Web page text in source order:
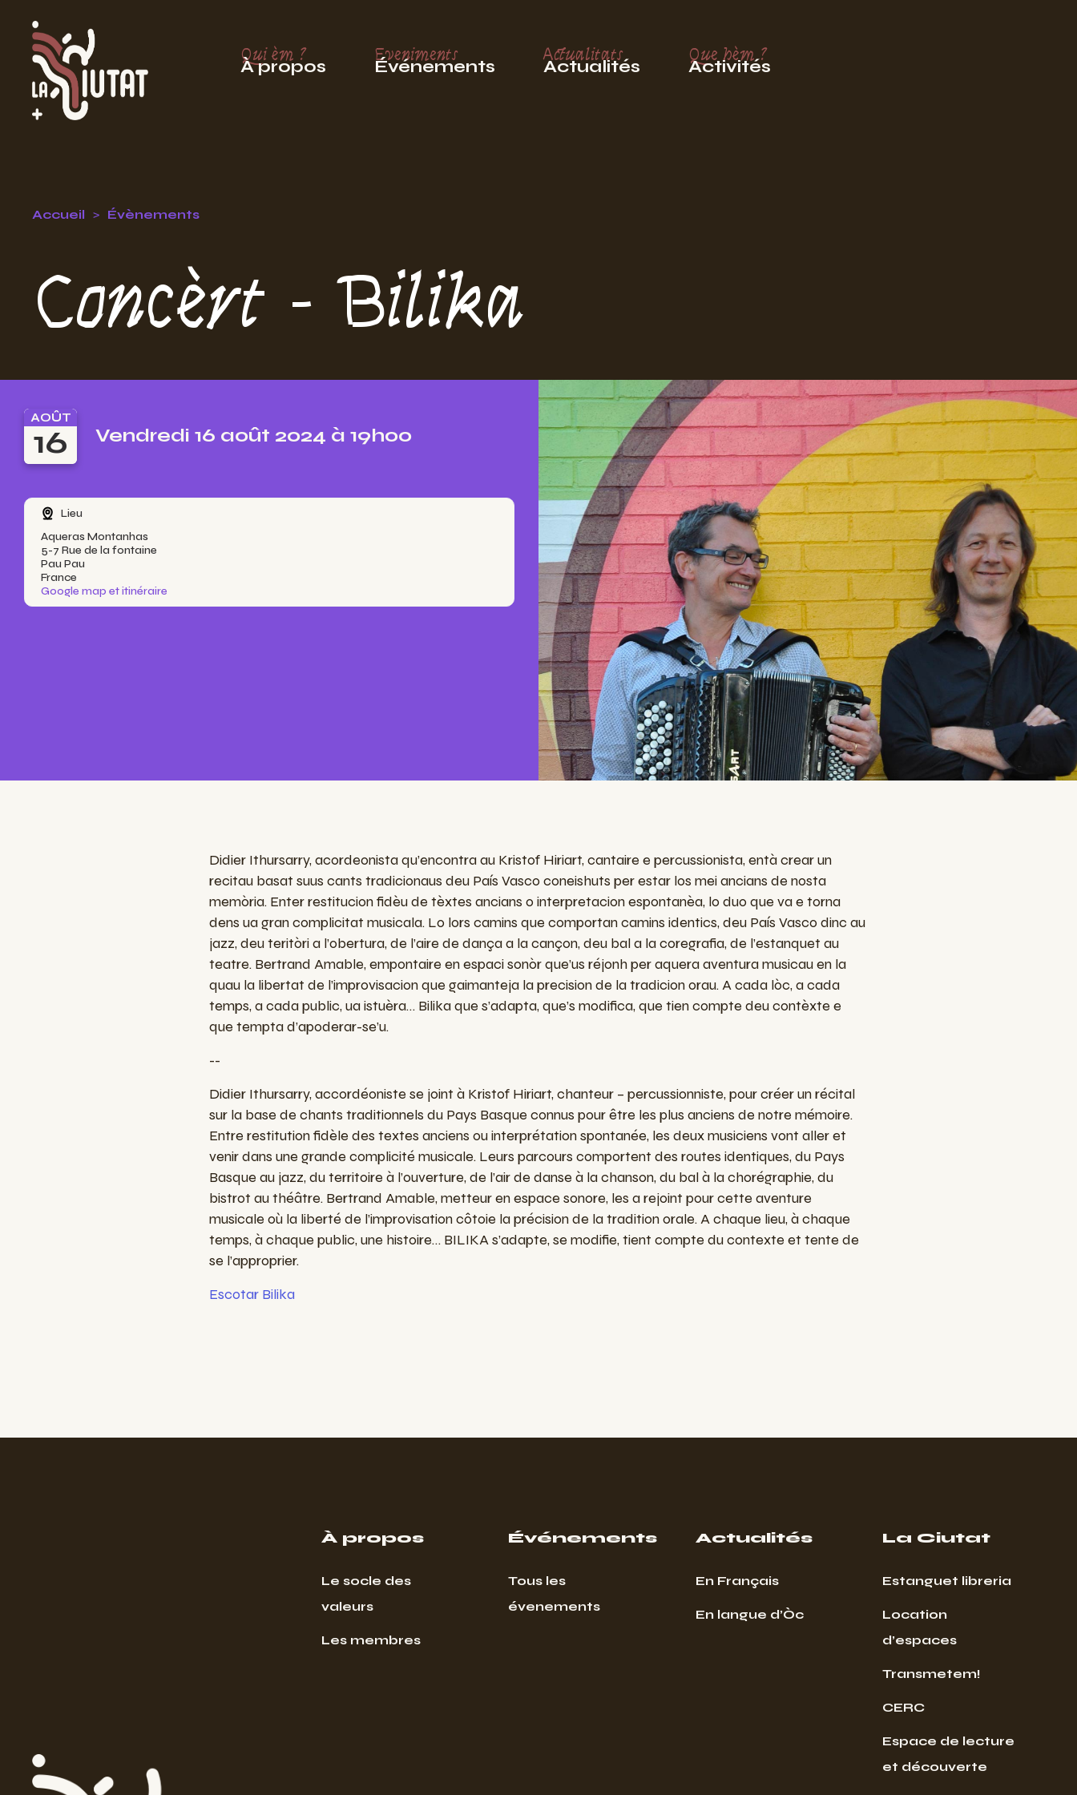
Qui èm ?
À propos
Eveniments
Événements
Actualitats
Actualités
Que hèm ?
Activités
Accueil Évènements
Concèrt - Bilika
AOÛT
16 Vendredi 16 août 2024 à 19h00
Lieu
Aqueras Montanhas
5-7 Rue de la fontaine
Pau Pau
France
Google map et itinéraire
Didier Ithursarry, acordeonista qu’encontraau Kristof Hiriart, cantaire e percussionista, entàcrear un
recitau basat suus cants tradicionaus deu País Vasco coneishuts per estar los mei ancians de nosta
memòria. Enter restitucion fidèude tèxtes ancians o interpretacion espontanèa, lo duo que vae torna
dens ua gran complicitat musicala. Lo lors camins que comportan camins identics, deu País Vasco dinc au
jazz, deu teritòria l’obertura, de l’aire de dança a la cançon, deu bal a la coregrafia, de l’estanquet au
teatre. Bertrand Amable, empontaire en espaci sonòr que’us réjonh per aquera aventura musicauen la
quaula libertat de l’improvisacion que gaimanteja la precision de la tradicion orau. A cada lòc, a cada
temps, a cada public, ua istuèra… Bilika que s’adapta, que’s modifica, que tien compte deu contèxte e
que tempta d’apoderar-se’u.
--
Didier Ithursarry,accordéoniste se joint à Kristof Hiriart,chanteur– percussionniste,pourcréerunrécital
surla base de chants traditionnels du Pays Basque connus pourêtre les plus anciens de notre mémoire.
Entre restitutionfidèle des textes anciens ouinterprétationspontanée, les deuxmusiciens vont alleret
venirdans une grande complicité musicale. Leurs parcours comportent des routes identiques, du Pays
Basque au jazz, duterritoire à l’ouverture, de l’airde danse à lachanson, du bal à lachorégraphie, du
bistrot authéâtre. Bertrand Amable,metteurenespace sonore, les arejoint pourcette aventure
musicale oùla liberté de l’improvisationcôtoie laprécisionde latraditionorale. Achaque lieu, àchaque
temps, àchaque public, une histoire… BILIKAs’adapte,se modifie,tient compte ducontexte et tente de
se l’approprier.
Escotar Bilika
À propos
Le socle des
valeurs
Les membres
Événements
Tous les
évenements
Actualités
En Français
En langue d’Òc
La Ciutat
Estanguet libreria
Location
d’espaces
Transmetem!
CERC
Espace de lecture
et découverte